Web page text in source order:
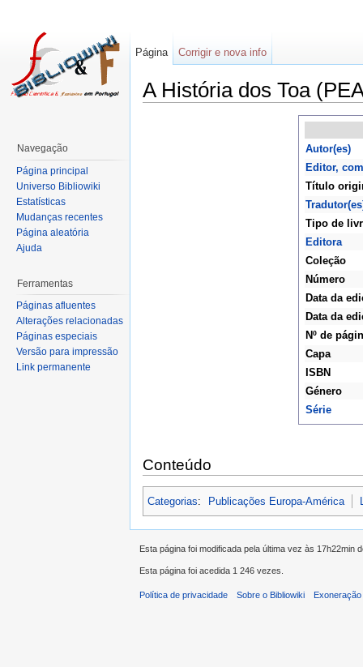
A História dos Toa
Autor(es)
Editor,
Título
Tipo de
Editora
Coleção
Número
Data da
Data da
Nº de
Capa
ISBN
Género
Série
Conteúdo
Categorias: Publicações Europa-América
Página Corrigir e nova info
Navegação
Página principal
Universo Bibliowiki
Estatísticas
Mudanças recentes
Página aleatória
Ajuda
Ferramentas
Páginas afluentes
Alterações relacionadas
Páginas especiais
Versão para impressão
Link permanente
Esta página foi modificada pela última vez às 17h22min
Esta página foi acedida 1 246 vezes.
Política de privacidade Sobre o Bibliowiki